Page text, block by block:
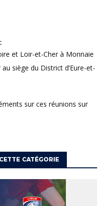
et Loir-et-Cher à Monnaie
siège du District d’Eure-et-
CATÉGORIE